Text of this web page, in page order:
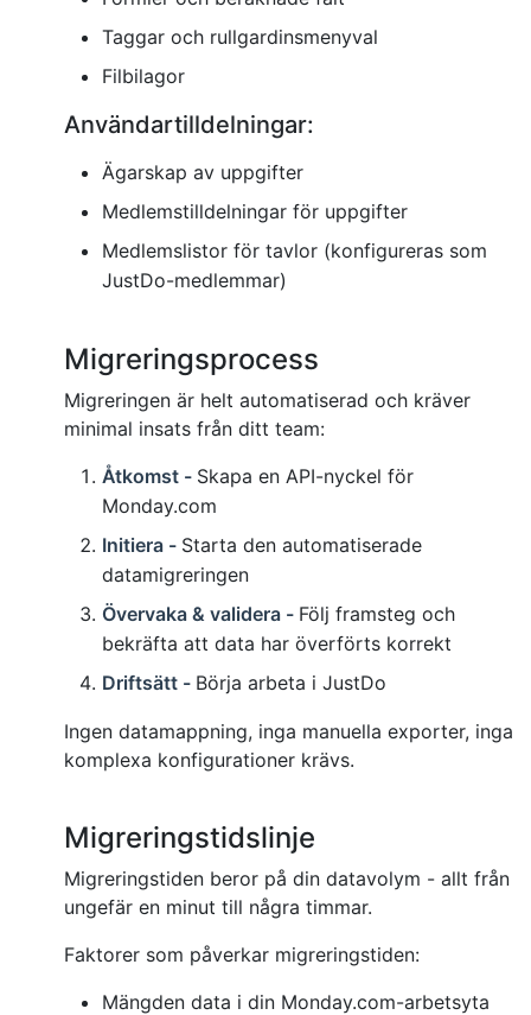
Taggar och rullgardinsmenyval
Filbilagor
Användartilldelningar:
Ägarskap av uppgifter
Medlemstilldelningar för uppgifter
Medlemslistor för tavlor (konfigureras som
JustDo-medlemmar)
Migreringsprocess
Migreringen är helt automatiserad och kräver
minimal insats från ditt team:
Åtkomst - Skapa en API-nyckel för
Monday.com
Initiera - Starta den automatiserade
datamigreringen
Övervaka & validera - Följ framsteg och
bekräfta att data har överförts korrekt
Driftsätt - Börja arbeta i JustDo
Ingen datamappning, inga manuella exporter, inga
komplexa konfigurationer krävs.
Migreringstidslinje
Migreringstiden beror på din datavolym - allt från
ungefär en minut till några timmar.
Faktorer som påverkar migreringstiden:
Mängden data i din Monday.com-arbetsyta